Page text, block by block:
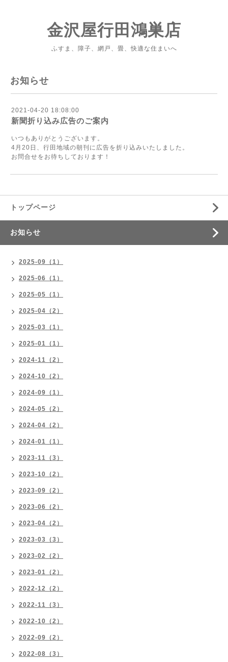
金沢屋行田鴻巣店
ふすま、障子、網戸、畳、快適な住まいへ
お知らせ
2021-04-20 18:08:00
新聞折り込み広告のご案内
いつもありがとうございます。
4月20日、行田地域の朝刊に広告を折り込みいたしました。
お問合せをお待ちしております！
トップページ
お知らせ
2025-09（1）
2025-06（1）
2025-05（1）
2025-04（2）
2025-03（1）
2025-01（1）
2024-11（2）
2024-10（2）
2024-09（1）
2024-05（2）
2024-04（2）
2024-01（1）
2023-11（3）
2023-10（2）
2023-09（2）
2023-06（2）
2023-04（2）
2023-03（3）
2023-02（2）
2023-01（2）
2022-12（2）
2022-11（3）
2022-10（2）
2022-09（2）
2022-08（3）